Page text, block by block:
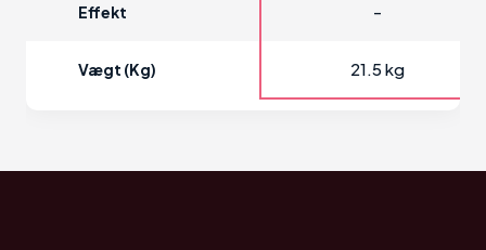
Effekt -
Vægt (kg) 21.5 kg